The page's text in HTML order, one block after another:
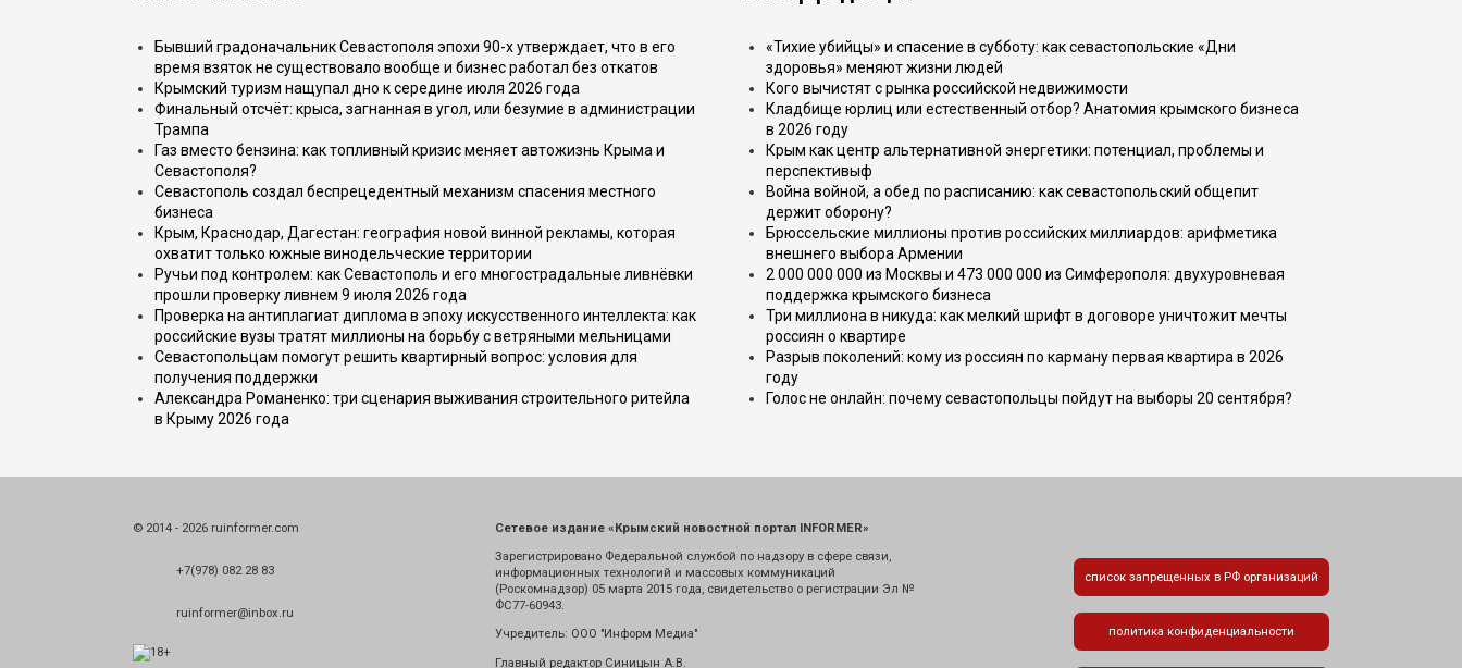
Бывший градоначальник Севастополя эпохи 90-х утверждает, что в его
время взяток не существовало вообще и бизнес работал без откатов
Крымский туризм нащупал дно к середине июля 2026 года
Финальный отсчёт: крыса, загнанная в угол, или безумие в администрации
Трампа
Газ вместо бензина: как топливный кризис меняет автожизнь Крыма и
Севастополя?
Севастополь создал беспрецедентный механизм спасения местного
бизнеса
Крым, Краснодар, Дагестан: география новой винной рекламы, которая
охватит только южные винодельческие территории
Ручьи под контролем: как Севастополь и его многострадальные ливнёвки
прошли проверку ливнем 9 июля 2026 года
Проверка на антиплагиат диплома в эпоху искусственного интеллекта: как
российские вузы тратят миллионы на борьбу с ветряными мельницами
Севастопольцам помогут решить квартирный вопрос: условия для
получения поддержки
Александра Романенко: три сценария выживания строительного ритейла
в Крыму 2026 года
«Тихие убийцы» и спасение в субботу: как севастопольские «Дни
здоровья» меняют жизни людей
Кого вычистят с рынка российской недвижимости
Кладбище юрлиц или естественный отбор? Анатомия крымского бизнеса
в 2026 году
Крым как центр альтернативной энергетики: потенциал, проблемы и
перспективыф
Война войной, а обед по расписанию: как севастопольский общепит
держит оборону?
Брюссельские миллионы против российских миллиардов: арифметика
внешнего выбора Армении
2 000 000 000 из Москвы и 473 000 000 из Симферополя: двухуровневая
поддержка крымского бизнеса
Три миллиона в никуда: как мелкий шрифт в договоре уничтожит мечты
россиян о квартире
Разрыв поколений: кому из россиян по карману первая квартира в 2026
году
Голос не онлайн: почему севастопольцы пойдут на выборы 20 сентября?
© 2014 - 2026 ruinformer.com
+7(978) 082 28 83
ruinformer@inbox.ru
Сетевое издание «Крымский новостной портал INFORMER»
Зарегистрировано Федеральной службой по надзору в сфере связи,
информационных технологий и массовых коммуникаций
(Роскомнадзор) 05 марта 2015 года, свидетельство о регистрации Эл №
ФС77-60943.
Учредитель: ООО "Информ Медиа"
Главный редактор Синицын А.В.
список запрещенных в РФ организаций
политика конфиденциальности